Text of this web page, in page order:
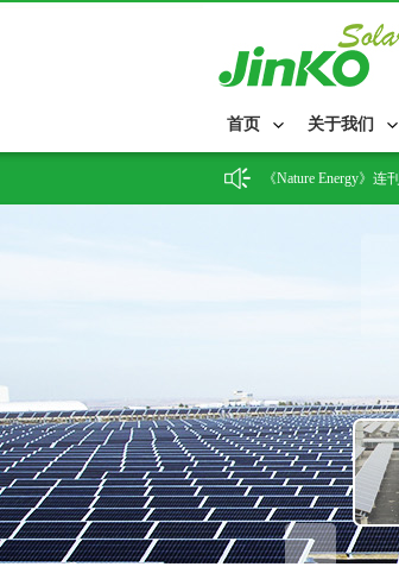
首页 关于我们
晶科能源与Casa dos
晶科能源签约格鲁
《Nature Energy》
2026-04-27 晶科储
晶科飞虎防眩光组
点亮泰国最大铁路
27.79%！晶科能源
晶科能源飞虎3组件
34.76%！晶科能源再